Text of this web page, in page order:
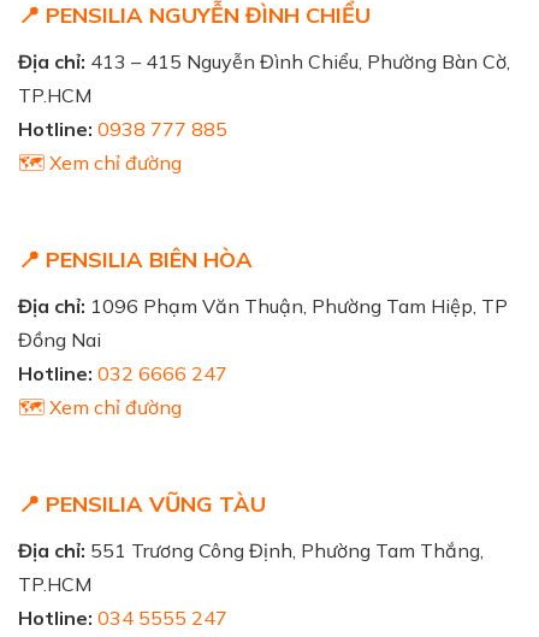
📍 PENSILIA NGUYỄN ĐÌNH CHIỂU
Địa chỉ: 413 – 415 Nguyễn Đình Chiểu, Phường Bàn Cờ,
TP.HCM
Hotline: 0938 777 885
🗺️ Xem chỉ đường
📍 PENSILIA BIÊN HÒA
Địa chỉ: 1096 Phạm Văn Thuận, Phường Tam Hiệp, TP
Đồng Nai
Hotline: 032 6666 247
🗺️ Xem chỉ đường
📍 PENSILIA VŨNG TÀU
Địa chỉ: 551 Trương Công Định, Phường Tam Thắng,
TP.HCM
Hotline: 034 5555 247